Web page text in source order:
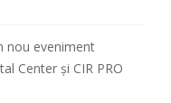
nou eveniment
Center și CIR PRO